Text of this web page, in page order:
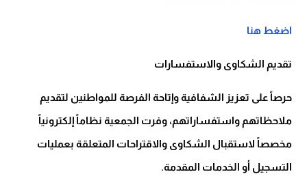
اضغط هنا
تقديم الشكاوى والاستفسارات
حرصاً على تعزيز الشفافية وإتاحة الفرصة للمواطنين لتقديم
ملاحظاتهم واستفساراتهم، وفرت الجمعية نظاماً إلكترونياً
مخصصاً لاستقبال الشكاوى والاقتراحات المتعلقة بعمليات
التسجيل أو الخدمات المقدمة.